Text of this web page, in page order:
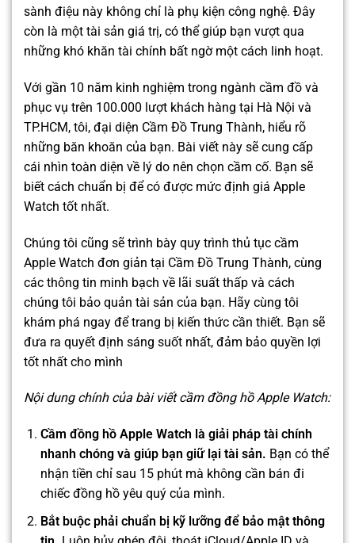
sành điệu này không chỉ là phụ kiện công nghệ. Đây
còn là một tài sản giá trị, có thể giúp bạn vượt qua
những khó khăn tài chính bất ngờ một cách linh hoạt.
Với gần 10 năm kinh nghiệm trong ngành cầm đồ và
phục vụ trên 100.000 lượt khách hàng tại Hà Nội và
TP.HCM, tôi, đại diện Cầm Đồ Trung Thành, hiểu rõ
những băn khoăn của bạn. Bài viết này sẽ cung cấp
cái nhìn toàn diện về lý do nên chọn cầm cố. Bạn sẽ
biết cách chuẩn bị để có được mức định giá Apple
Watch tốt nhất.
Chúng tôi cũng sẽ trình bày quy trình thủ tục cầm
Apple Watch đơn giản tại Cầm Đồ Trung Thành, cùng
các thông tin minh bạch về lãi suất thấp và cách
chúng tôi bảo quản tài sản của bạn. Hãy cùng tôi
khám phá ngay để trang bị kiến thức cần thiết. Bạn sẽ
đưa ra quyết định sáng suốt nhất, đảm bảo quyền lợi
tốt nhất cho mình
Nội dung chính của bài viết cầm đồng hồ Apple Watch:
Cầm đồng hồ Apple Watch là giải pháp tài chính
nhanh chóng và giúp bạn giữ lại tài sản. Bạn có thể
nhận tiền chỉ sau 15 phút mà không cần bán đi
chiếc đồng hồ yêu quý của mình.
Bắt buộc phải chuẩn bị kỹ lưỡng để bảo mật thông